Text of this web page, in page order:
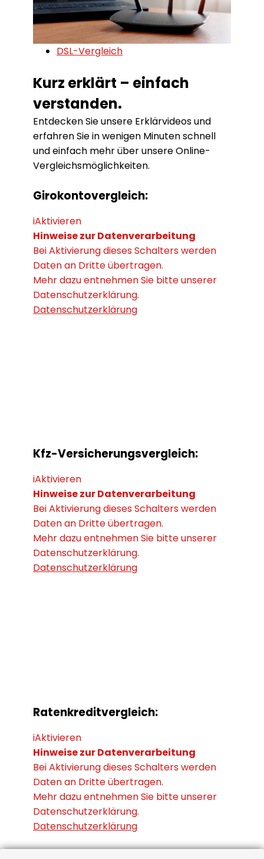
DSL-Vergleich
Kurz erklärt – einfach
verstanden.
Entdecken Sie unsere Erklärvideos und
erfahren Sie in wenigen Minuten schnell
und einfach mehr über unsere Online-
Vergleichsmöglichkeiten.
Girokontovergleich:
iAktivieren
Hinweise zur Datenverarbeitung
Bei Aktivierung dieses Schalters werden
Daten an Dritte übertragen.
Mehr dazu entnehmen Sie bitte unserer
Datenschutzerklärung.
Datenschutzerklärung
Kfz-Versicherungsvergleich:
iAktivieren
Hinweise zur Datenverarbeitung
Bei Aktivierung dieses Schalters werden
Daten an Dritte übertragen.
Mehr dazu entnehmen Sie bitte unserer
Datenschutzerklärung.
Datenschutzerklärung
Ratenkreditvergleich:
iAktivieren
Hinweise zur Datenverarbeitung
Bei Aktivierung dieses Schalters werden
Daten an Dritte übertragen.
Mehr dazu entnehmen Sie bitte unserer
Datenschutzerklärung.
Datenschutzerklärung